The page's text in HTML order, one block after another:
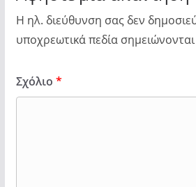
Η ηλ. διεύθυνση σας δεν
υποχρεωτικά πεδία
Σχόλιο *